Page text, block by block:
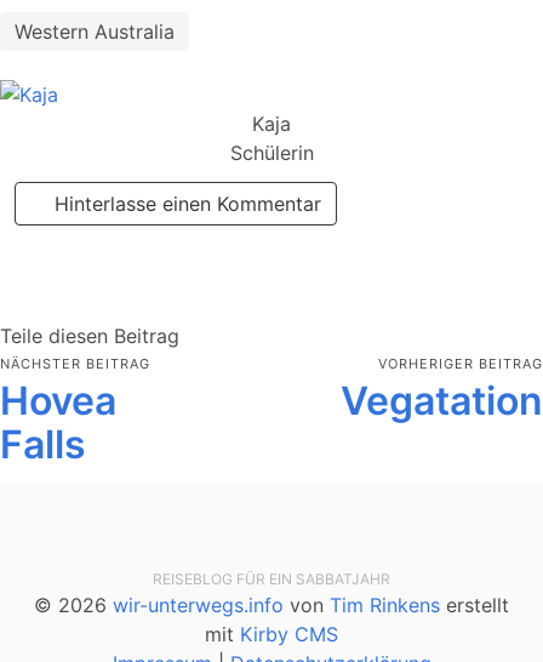
Western Australia
Kaja
Schülerin
Hinterlasse einen Kommentar
Teile diesen Beitrag
NÄCHSTER BEITRAG
Hovea
Falls
VORHERIGER BEITRAG
Vegatation
REISEBLOG FÜR EIN SABBATJAHR
© 2026 wir-unterwegs.info von Tim Rinkens erstellt
mit Kirby CMS